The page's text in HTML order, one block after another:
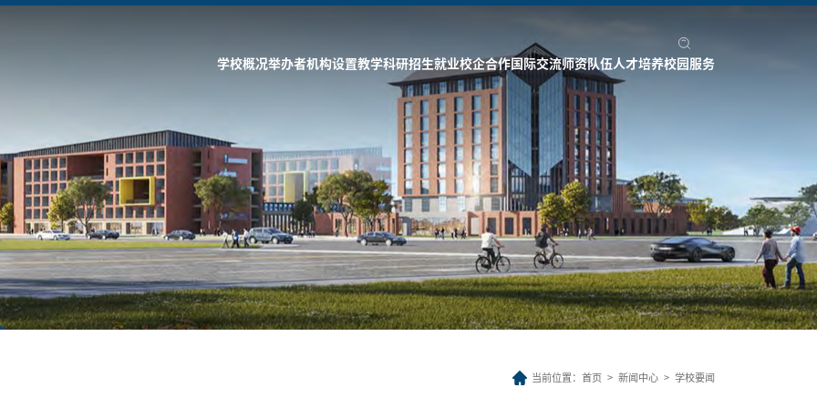
学校概况举办者机构设置教学科研招生就业校企合作国际交流师资队伍 人才培养校园服务
当前位置： 首页 > 新闻中心 > 学校要闻